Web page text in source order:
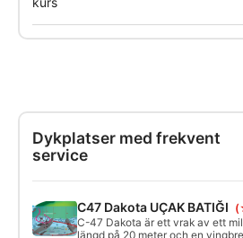
kommer att erhålla SSI Open
certifiering.
Dykplatser med frekvent
service
C47 Dakota UÇAK BATIĞI
C-47 Dakota är ett vrak av ett
längd på 20 meter och en